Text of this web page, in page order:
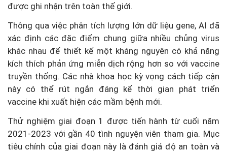
được ghi nhận trên toàn thế giới.
Thông qua việc phân tích lượng lớn dữ liệu gene, AI đã
xác định các đặc điểm chung giữa nhiều chủng virus
khác nhau để thiết kế một kháng nguyên có khả năng
kích thích phản ứng miễn dịch rộng hơn so với vaccine
truyền thống. Các nhà khoa học kỳ vọng cách tiếp cận
này có thể rút ngắn đáng kể thời gian phát triển
vaccine khi xuất hiện các mầm bệnh mới.
Thử nghiệm giai đoạn 1 được tiến hành từ cuối năm
2021-2023 với gần 40 tình nguyện viên tham gia. Mục
tiêu chính của giai đoạn này là đánh giá độ an toàn và